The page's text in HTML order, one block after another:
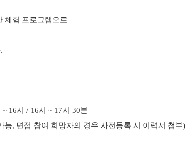
체험 프로그램으로
16시 / 16시 ~ 17시 30분
능, 면접 참여 희망자의 경우 사전등록 시 이력서 첨부)